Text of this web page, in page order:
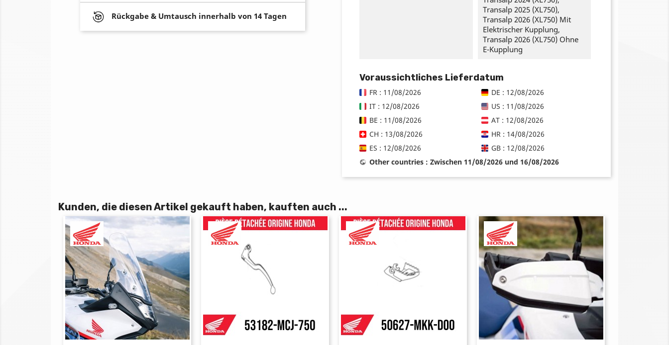
Rückgabe & Umtausch innerhalb von 14 Tagen
Transalp 2025 (XL750),
Transalp 2026 (XL750) Mit
Elektrischer Kupplung,
Transalp 2026 (XL750) Ohne
E-Kupplung
Voraussichtliches Lieferdatum
FR : 11/08/2026
DE : 12/08/2026
IT : 12/08/2026
US : 11/08/2026
BE : 11/08/2026
AT : 12/08/2026
CH : 13/08/2026
HR : 14/08/2026
ES : 12/08/2026
GB : 12/08/2026
Other countries : Zwischen 11/08/2026 und 16/08/2026
Kunden, die diesen Artikel gekauft haben, kauften auch ...